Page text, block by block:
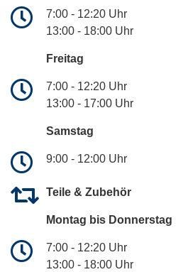
7:00 - 12:20 Uhr
13:00 - 18:00 Uhr
Freitag
7:00 - 12:20 Uhr
13:00 - 17:00 Uhr
Samstag
9:00 - 12:00 Uhr
Teile & Zubehör
Montag bis Donnerstag
7:00 - 12:20 Uhr
13:00 - 18:00 Uhr